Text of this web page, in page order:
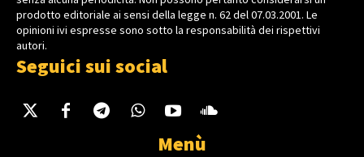
prodotto editoriale ai sensi della legge n. 62 del 07.03.2001. Le
opinioni ivi espresse sono sotto la responsabilità dei rispettivi
autori.
Seguici sui social
Menù